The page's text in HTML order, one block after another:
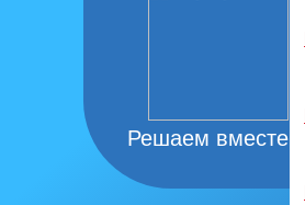
Решаем вместе